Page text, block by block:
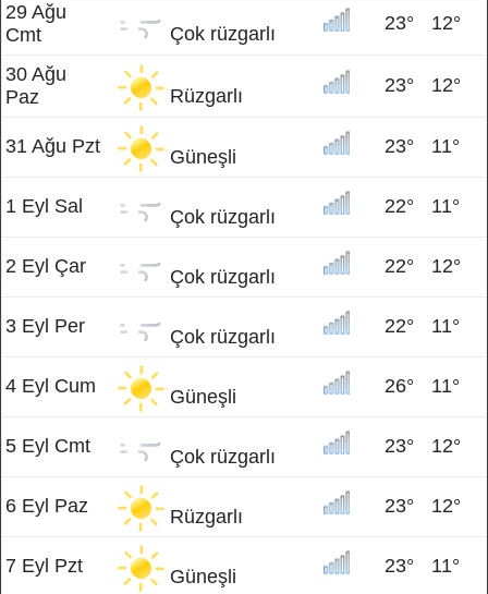
29 Ağu
Cmt
Çok rüzgarlı 23° 12°
30 Ağu
Paz
Rüzgarlı 23° 12°
31 Ağu Pzt Güneşli 23° 11°
1 Eyl Sal Çok rüzgarlı 22° 11°
2 Eyl Çar Çok rüzgarlı 22° 12°
3 Eyl Per Çok rüzgarlı 22° 11°
4 Eyl Cum Güneşli 26° 11°
5 Eyl Cmt Çok rüzgarlı 23° 12°
6 Eyl Paz Rüzgarlı 23° 12°
7 Eyl Pzt Güneşli 23° 11°